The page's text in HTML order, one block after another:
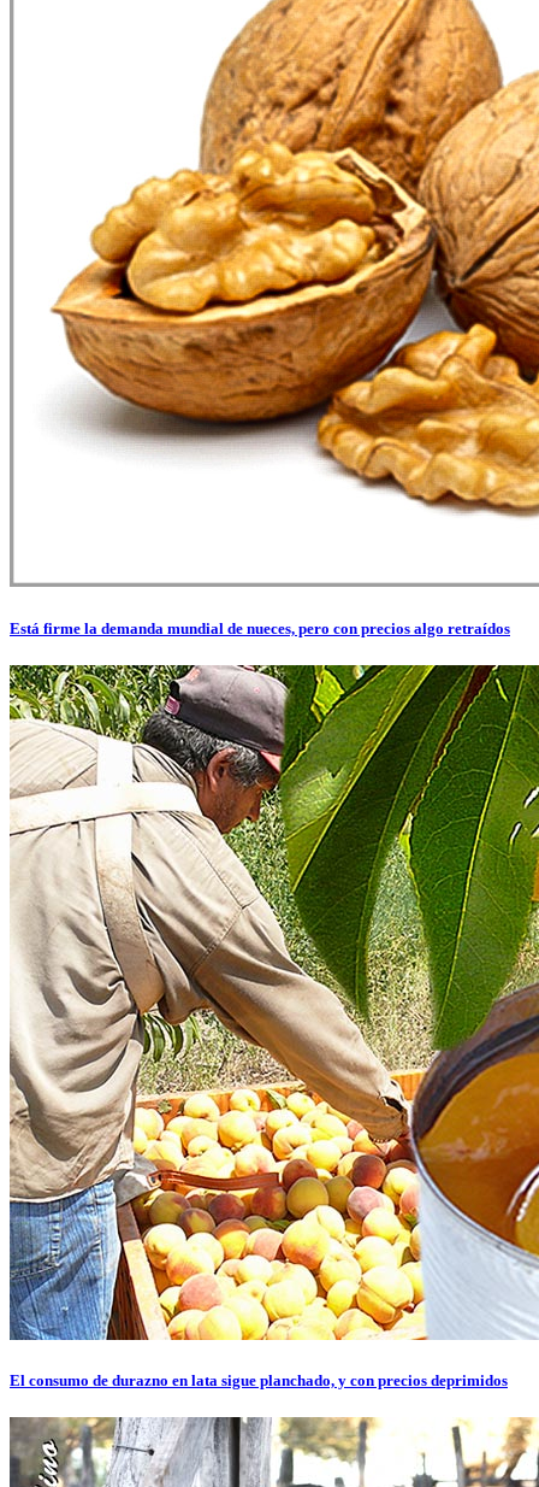
Está firme la demanda mundial de nueces, pero con precios algo retraídos
El consumo de durazno en lata sigue planchado, y con precios deprimidos